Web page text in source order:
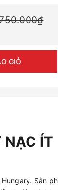
GIỎ
NẠC ÍT
Sản